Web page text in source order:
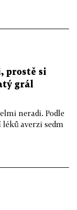
prostě si
grál
neradi. Podle
averzi sedm